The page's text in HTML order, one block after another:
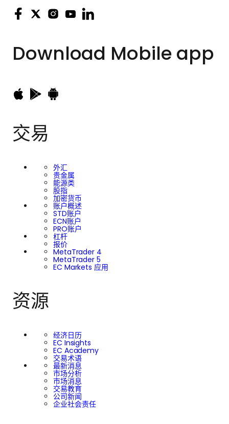
Download Mobile app
交易
外汇
贵金属
能源类
股指
加密货币
账户概述
STD账户
ECN账户
PRO账户
杠杆
报价
MetaTrader 4
MetaTrader 5
EC Markets 应用
资源
经济日历
EC Insights
EC Academy
交易术语
最新消息
市场分析
市场消息
交易教育
公司新闻
企业社会责任